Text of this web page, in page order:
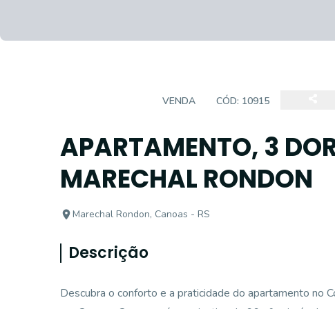
VENDA CÓD: 10915
APARTAMENTO, 3
MARECHAL RONDON
Marechal Rondon, Canoas - RS
Descrição
Descubra o conforto e a praticidade do apartamento no